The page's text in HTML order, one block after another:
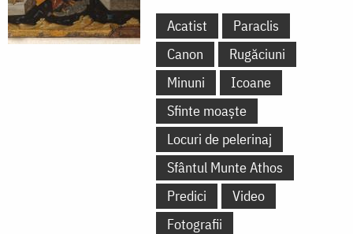
Acatist
Paraclis
Canon
Rugăciuni
Minuni
Icoane
Sfinte moaște
Locuri de pelerinaj
Sfântul Munte Athos
Predici
Video
Fotografii